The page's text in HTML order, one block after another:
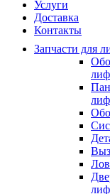
Услуги
Доставка
Контакты
Запчасти для